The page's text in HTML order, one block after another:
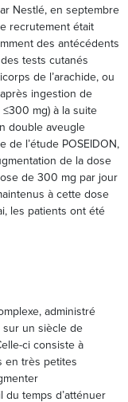
Nestlé, en septembre
recrutement était
des antécédents
tests cutanés
de l’arachide, ou
ingestion de
mg) à la suite
double aveugle
de l’étude POSEIDON,
de la dose
de 300 mg par jour
à cette dose
les patients ont été
administré
sur un siècle de
ci consiste à
en très petites
du temps d’atténuer